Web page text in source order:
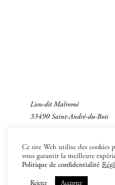
Lieu-dit Malromé
33490 Saint-André-du-Bois
Ce site Web utilise des cookies
vous garantir la meilleure
Politique de confidentialité